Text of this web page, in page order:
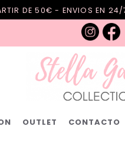
DE 50€ - ENVIOS EN
OUTLET CONTACTO